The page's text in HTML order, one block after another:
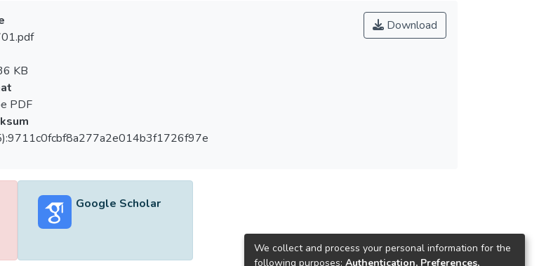
Download
KB
PDF
Google Scholar
We collect and process your personal information for the
following purposes: Authentication, Preferences,